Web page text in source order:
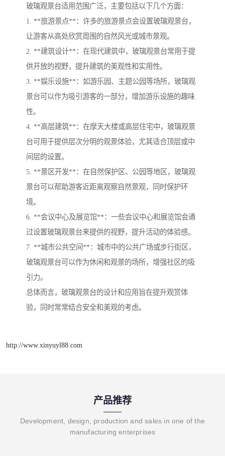
玻璃观景台适用范围广泛，主要包括以下几个方面：
1. **旅游景点**：许多的旅游景点会设置玻璃观景台，
让游客从高处欣赏周围的自然风光或城市景观。
2. **建筑设计**：在现代建筑中，玻璃观景台常用于提
供开放的视野，提升建筑的美观性和实用性。
3. **娱乐设施**：如游乐园、主题公园等场所，玻璃观
景台可以作为吸引游客的一部分，增加游乐设施的趣味
性。
4. **高层建筑**：在摩天大楼或高层住宅中，玻璃观景
台可用于提供层次分明的观景体验，尤其适合顶层或中
间层的设置。
5. **景区开发**：在自然保护区、公园等地区，玻璃观
景台可以帮助游客近距离观察自然景观，同时保护环
境。
6. **会议中心及展览馆**：一些会议中心和展览馆会通
过设置玻璃观景台来提供的视野，提升活动的体验感。
7. **城市公共空间**：城市中的公共广场或步行街区，
玻璃观景台可以作为休闲和观景的场所，增强社区的吸
引力。
总体而言，玻璃观景台的设计和应用旨在提升观赏体
验，同时常常结合安全和美观的考虑。
http://www.xinyuyl88.com
产品推荐
Development, design, production and sales in one of the
manufacturing enterprises